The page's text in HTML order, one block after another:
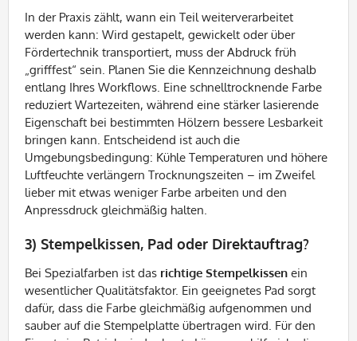
In der Praxis zählt, wann ein Teil weiterverarbeitet
werden kann: Wird gestapelt, gewickelt oder über
Fördertechnik transportiert, muss der Abdruck früh
„grifffest“ sein. Planen Sie die Kennzeichnung deshalb
entlang Ihres Workflows. Eine schnelltrocknende Farbe
reduziert Wartezeiten, während eine stärker lasierende
Eigenschaft bei bestimmten Hölzern bessere Lesbarkeit
bringen kann. Entscheidend ist auch die
Umgebungsbedingung: Kühle Temperaturen und höhere
Luftfeuchte verlängern Trocknungszeiten – im Zweifel
lieber mit etwas weniger Farbe arbeiten und den
Anpressdruck gleichmäßig halten.
3) Stempelkissen, Pad oder Direktauftrag?
Bei Spezialfarben ist das richtige Stempelkissen ein
wesentlicher Qualitätsfaktor. Ein geeignetes Pad sorgt
dafür, dass die Farbe gleichmäßig aufgenommen und
sauber auf die Stempelplatte übertragen wird. Für den